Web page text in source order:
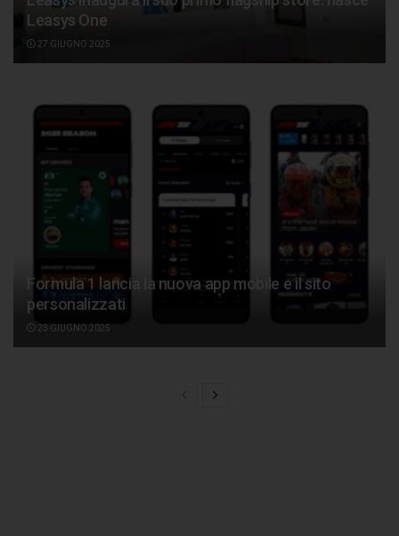
Leasys One
27 GIUGNO 2025
Formula 1 lancia la nuova app mobile e il sito
personalizzati
23 GIUGNO 2025